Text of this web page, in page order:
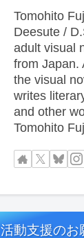
Tomohito
Deesute /
adult visual
from Japan.
the visual
writes
and other
Tomohito
活動支援のお